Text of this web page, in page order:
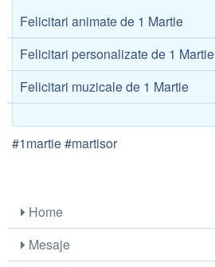
Felicitari animate de 1 Martie
Felicitari personalizate de 1 Martie
Felicitari muzicale de 1 Martie
#1martie #martisor
Home
Mesaje